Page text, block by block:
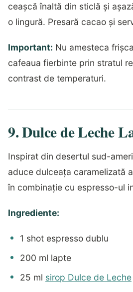
ceașcă înaltă din sticlă și
o lingură. Presară cacao și
Important: Nu amesteca
cafeaua fierbinte prin stratul
contrast de temperaturi.
9. Dulce de Leche
Inspirat din desertul sud-
aduce dulceața caramelizată
în combinație cu espresso-ul
Ingrediente:
1 shot espresso dublu
200 ml lapte
25 ml sirop Dulce de Leche